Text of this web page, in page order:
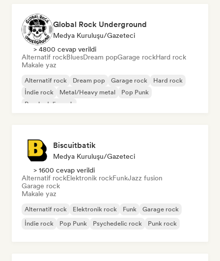
Global Rock Underground
Medya Kuruluşu/Gazeteci
> 4800 cevap verildi
Alternatif rockBluesDream popGarage rockHard rock
Makale yaz
Alternatif rock Dream pop Garage rock
Hard rock
İndie rock
Metal/Heavy metal
Pop Punk
Psychedelic rock
Biscuitbatik
Medya Kuruluşu/Gazeteci
> 1600 cevap verildi
Alternatif rockElektronik rockFunkJazz fusion
Garage rock
Makale yaz
Alternatif rock Elektronik rock Funk
Garage rock
İndie rock
Pop Punk Psychedelic rock Punk rock